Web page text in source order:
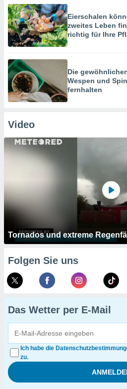
Eierschalen
zweites Leben
richtig für Ihre
Die
Wespen und
fernhalten
Video
Tornados und extreme
Folgen Sie uns
Das Wetter per E-Mail
Ich habe die
zu.